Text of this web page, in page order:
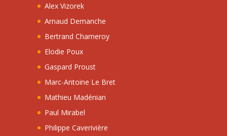
Alex Vizorek
Arnaud Demanche
Bertrand Chameroy
Elodie Poux
Gaspard Proust
Marc-Antoine Le Bret
Mathieu Madénian
Paul Mirabel
Philippe Caverivière